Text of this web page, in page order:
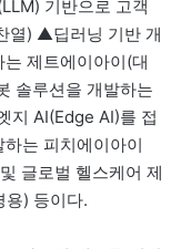
기반으로 고객
열) ▲딥러닝 기반 개
제트에이아이(대
솔루션을 개발하는
지 AI(Edge AI)를 접
는 피치에이아이
글로벌 헬스케어 제
용) 등이다.